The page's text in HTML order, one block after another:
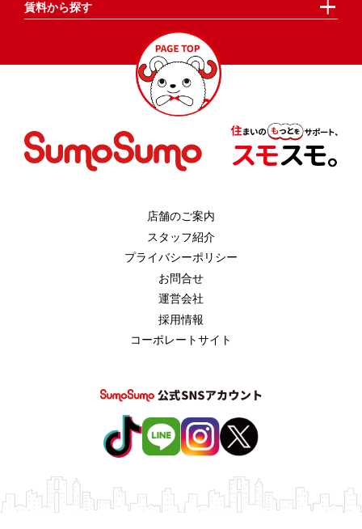
賃料から探す
店舗のご案内
スタッフ紹介
プライバシーポリシー
お問合せ
運営会社
採用情報
コーポレートサイト